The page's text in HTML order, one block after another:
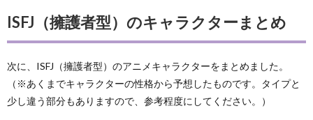
ISFJ（擁護者型）のキャラクターまとめ
次に、ISFJ（擁護者型）のアニメキャラクターをまとめました。
（※あくまでキャラクターの性格から予想したものです。タイプと
少し違う部分もありますので、参考程度にしてください。）